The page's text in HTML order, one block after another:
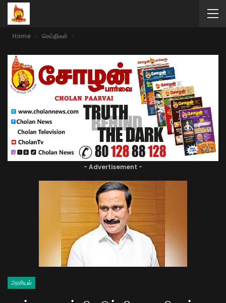
Home செய்திகள்
- Advertisement -
அரசியல்